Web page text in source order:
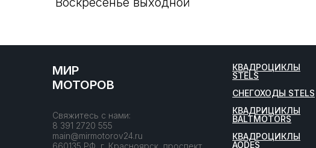
МИР
МОТОРОВ
Свяжитесь с нами:
8 391 2720 555
main@mirmotorov24.ru
660135 РФ, г. Красноярск, проспект
КВАДРОЦИКЛЫ
STELS
СНЕГОХОДЫ STELS
КВАДРИЦИКЛЫ
BALTMOTORS
КВАДРОЦИКЛЫ
AODES